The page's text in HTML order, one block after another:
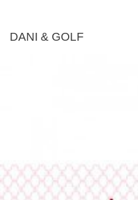
DANI & GOLF